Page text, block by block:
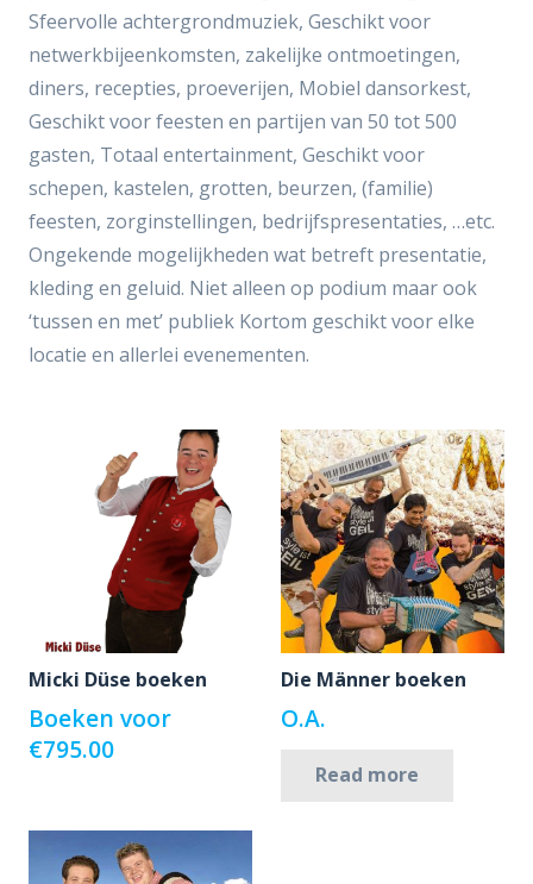
Sfeervolle achtergrondmuziek, Geschikt voor
netwerkbijeenkomsten, zakelijke ontmoetingen,
diners, recepties, proeverijen, Mobiel dansorkest,
Geschikt voor feesten en partijen van 50 tot 500
gasten, Totaal entertainment, Geschikt voor
schepen, kastelen, grotten, beurzen, (familie)
feesten, zorginstellingen, bedrijfspresentaties, …etc.
Ongekende mogelijkheden wat betreft presentatie,
kleding en geluid. Niet alleen op podium maar ook
‘tussen en met’ publiek Kortom geschikt voor elke
locatie en allerlei evenementen.
Micki Düse boeken
Boeken voor
€795.00
Die Männer boeken
O.A.
Read more